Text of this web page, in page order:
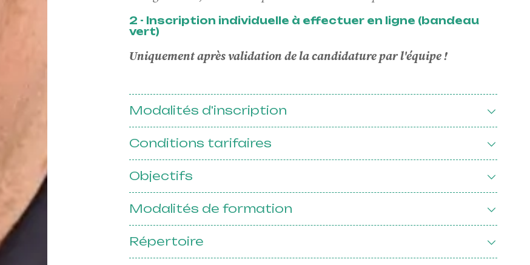
2 - Inscription individuelle à effectuer en ligne (bandeau
vert)
Uniquement après validation de la candidature par l'équipe !
Modalités d'inscription
Conditions tarifaires
Objectifs
Modalités de formation
Répertoire
Soutenez
rejoignez Le
Devenir mécène